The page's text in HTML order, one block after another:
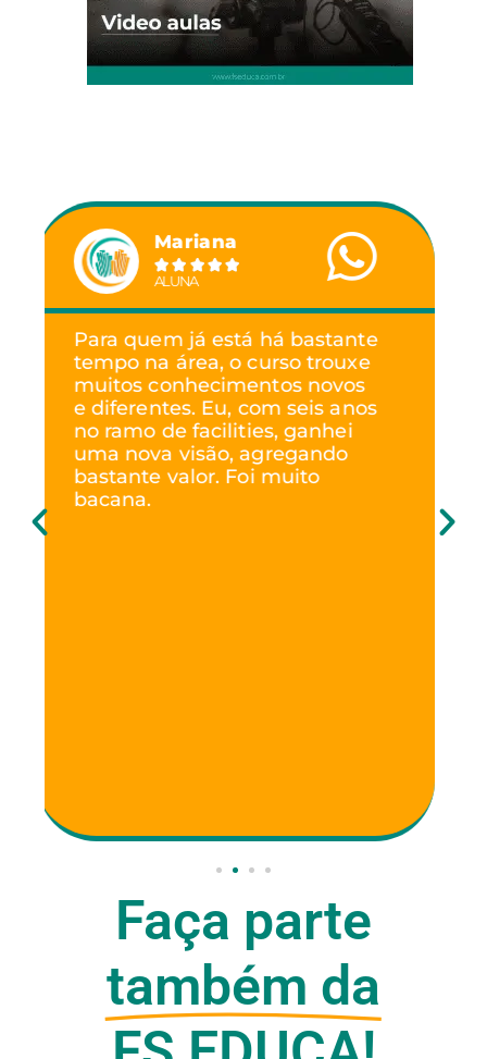
Alexandre
    
ALUNO
Estou começando agora nesse
ramo, e o curso chegou no
momento exato. Estou
passando por mudanças de
fornecedores de refrigeração e
limpeza e já comecei a aplicar
o que aprendi, como a revisão
de contratos. Também estou
Faça parte
também da